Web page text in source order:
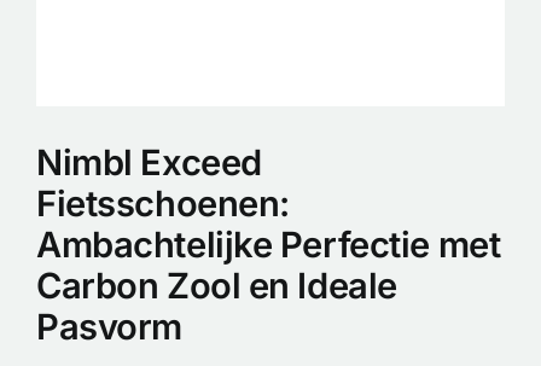
Nimbl Exceed
Fietsschoenen:
Ambachtelijke Perfectie met
Carbon Zool en Ideale
Pasvorm